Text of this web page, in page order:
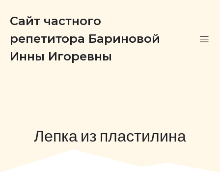
Сайт частного
репетитора Бариновой
Инны Игоревны
Лепка из пластилина